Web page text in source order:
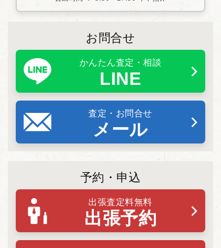
お問合せ
かんたん査定・相談
LINE
査定・お問合せ
メール
予約・申込
出張査定料無料
出張予約